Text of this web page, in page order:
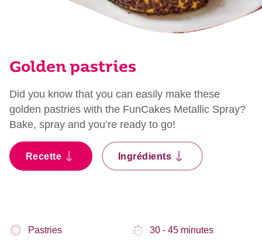
Golden pastries
Did you know that you can easily make these
golden pastries with the FunCakes Metallic Spray?
Bake, spray and you’re ready to go!
Recette Ingrédients
Pastries 30 - 45 minutes